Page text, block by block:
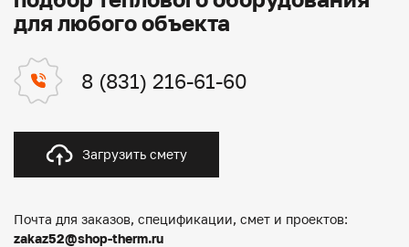
для любого объекта
8 (831) 216-61-60
Загрузить смету
Почта для заказов, спецификации, смет и проектов:
zakaz52@shop-therm.ru